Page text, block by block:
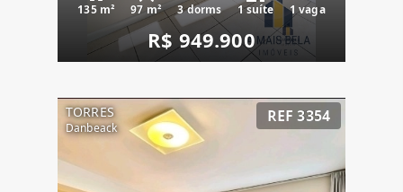
135 m² 97 m² 3 dorms 1 suíte 1 vaga
R$ 949.900
TORRES
Danbeack
REF 3354